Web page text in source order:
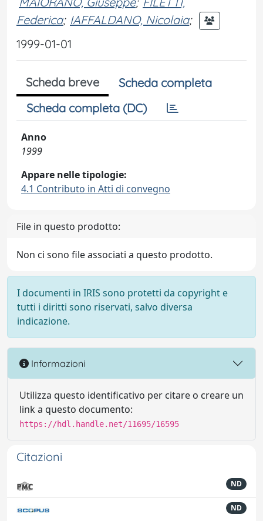
Federica; IAFFALDANO, Nicolaia;
1999-01-01
Scheda breve
Scheda completa
Scheda completa (DC)
Anno
1999
Appare nelle tipologie:
4.1 Contributo in Atti di convegno
File in questo prodotto:
Non ci sono file associati a questo prodotto.
I documenti in IRIS sono protetti da copyright e
tutti i diritti sono riservati, salvo diversa
indicazione.
Informazioni
Utilizza questo identificativo per citare o creare un
link a questo documento:
https://hdl.handle.net/11695/16595
Citazioni
ND
ND